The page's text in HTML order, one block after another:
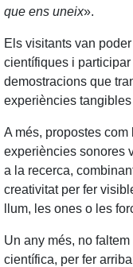
que ens uneix».
Els visitants van
científiques i
demostracions que
experiències
A més, propostes
experiències sonores
a la recerca,
creativitat per fer
llum, les ones o les
Un any més, no
científica, per fer